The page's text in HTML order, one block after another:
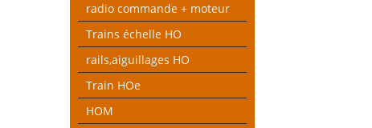
radio commande + moteur
Trains échelle HO
rails,aiguillages HO
Train HOe
HOM